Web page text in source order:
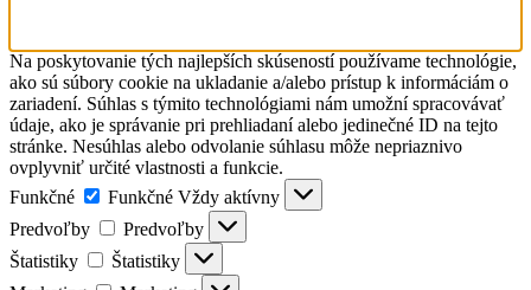
Na poskytovanie tých najlepších skúseností používame technológie,
ako sú súbory cookie na ukladanie a/alebo prístup k informáciám o
zariadení. Súhlas s týmito technológiami nám umožní spracovávať
údaje, ako je správanie pri prehliadaní alebo jedinečné ID na tejto
stránke. Nesúhlas alebo odvolanie súhlasu môže nepriaznivo
ovplyvniť určité vlastnosti a funkcie.
Funkčné
Funkčné Vždy aktívny
Predvoľby
Predvoľby
Štatistiky
Štatistiky